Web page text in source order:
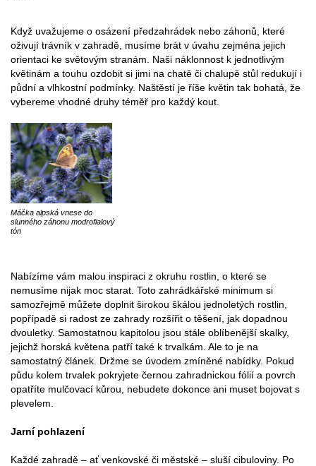
Když uvažujeme o osázení předzahrádek nebo záhonů, které
oživují trávník v zahradě, musíme brát v úvahu zejména jejich
orientaci ke světovým stranám. Naši náklonnost k jednotlivým
květinám a touhu ozdobit si jimi na chatě či chalupě stůl redukují i
půdní a vlhkostní podmínky. Naštěstí je říše květin tak bohatá, že
vybereme vhodné druhy téměř pro každý kout.
Máčka alpská vnese do
slunného záhonu modrofialový
tón
Nabízíme vám malou inspiraci z okruhu rostlin, o které se
nemusíme nijak moc starat. Toto zahrádkářské minimum si
samozřejmě můžete doplnit širokou škálou jednoletých rostlin,
popřípadě si radost ze zahrady rozšířit o těšení, jak dopadnou
dvouletky. Samostatnou kapitolou jsou stále oblíbenější skalky,
jejichž horská květena patří také k trvalkám. Ale to je na
samostatný článek. Držme se úvodem zmíněné nabídky. Pokud
půdu kolem trvalek pokryjete černou zahradnickou fólií a povrch
opatříte mulčovací kůrou, nebudete dokonce ani muset bojovat s
plevelem.
Jarní pohlazení
Každé zahradě – ať venkovské či městské – sluší cibuloviny. Po